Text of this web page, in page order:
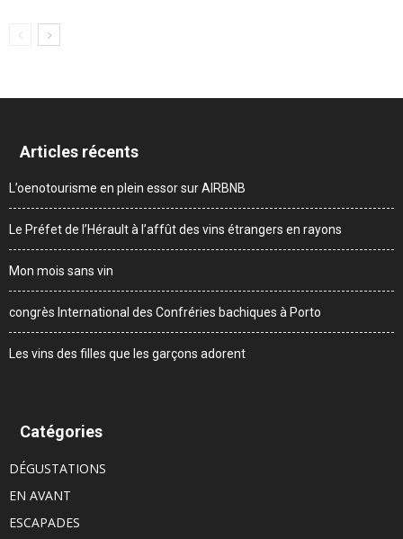
Articles récents
L’oenotourisme en plein essor sur AIRBNB
Le Préfet de l’Hérault à l’affût des vins étrangers en rayons
Mon mois sans vin
congrès International des Confréries bachiques à Porto
Les vins des filles que les garçons adorent
Catégories
DÉGUSTATIONS
EN AVANT
ESCAPADES